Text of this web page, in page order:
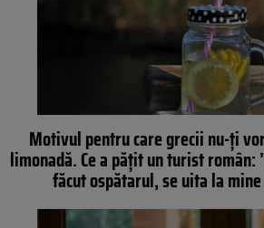
Motivul pentru care grecii nu-ți
limonadă. Ce a pățit un turist român:
făcut ospătarul, se uita la mine